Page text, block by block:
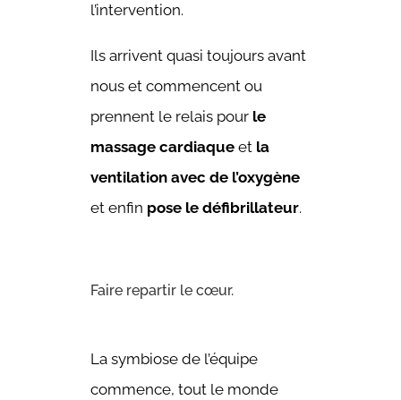
l’intervention.
Ils arrivent quasi toujours avant
nous et commencent ou
prennent le relais pour le
massage cardiaqueet la
ventilation avec de l’oxygène
et enfin pose le défibrillateur.
Faire repartir le cœur.
La symbiose de l’équipe
commence, tout le monde